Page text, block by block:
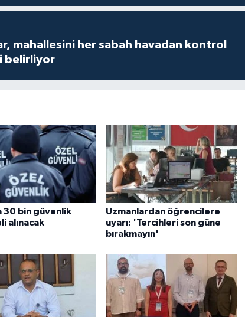
mahallesini her sabah havadan kontrol
belirliyor
30 bin güvenlik
alınacak
Uzmanlardan öğrencilere
uyarı: 'Tercihleri son güne
bırakmayın'